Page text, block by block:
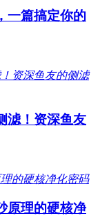
一篇搞定你的
滤！资深鱼友
原理的硬核净